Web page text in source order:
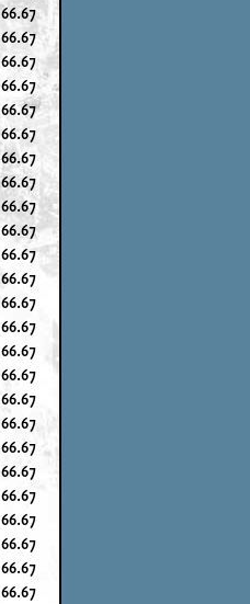
66.67
66.67
66.67
66.67
66.67
66.67
66.67
66.67
66.67
66.67
66.67
66.67
66.67
66.67
66.67
66.67
66.67
66.67
66.67
66.67
66.67
66.67
66.67
66.67
66.67